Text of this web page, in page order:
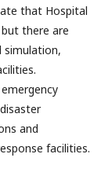
that Hospital
there are
simulation,
and
facilities.